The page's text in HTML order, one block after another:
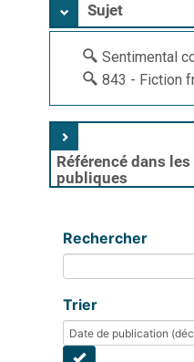
Sujet
Sentimental
843 - Fiction
Référencé dans
publiques
Rechercher
Trier